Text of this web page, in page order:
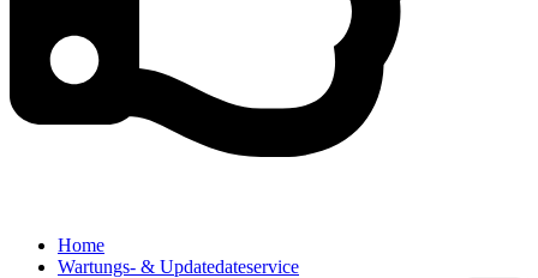
Home
Wartungs- & Updatedateservice